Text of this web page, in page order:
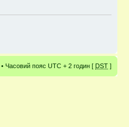
• Часовий пояс UTC + 2 годин [ DST ]